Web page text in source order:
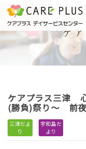
こんな方に
おすすめ
一日体験
実践報告
ケアプラス三津
(勝負)祭り～ 前
三津だよ
り
宇和島だ
より